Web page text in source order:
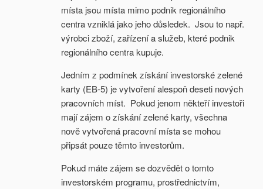
místa jsou místa mimo podnik regionálního
centra vzniklá jako jeho důsledek. Jsou to např.
výrobci zboží, zařízení a služeb, které podnik
regionálního centra kupuje.
Jedním z podmínek získání investorské zelené
karty (EB-5) je vytvoření alespoň deseti nových
pracovních míst. Pokud jenom někteří investoři
mají zájem o získání zelené karty, všechna
nově vytvořená pracovní místa se mohou
připsát pouze těmto investorům.
Pokud máte zájem se dozvědět o tomto
investorském programu, prostřednictvím,